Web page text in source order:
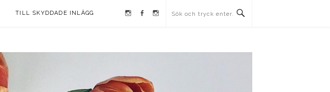
TILL SKYDDADE INLÄGG Instagram
Facebook
Instagram